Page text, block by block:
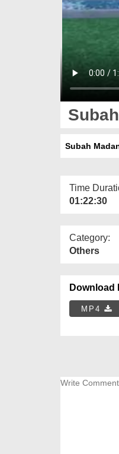
Subah
Time
01:22:30
Category:
Others
Download
MP4